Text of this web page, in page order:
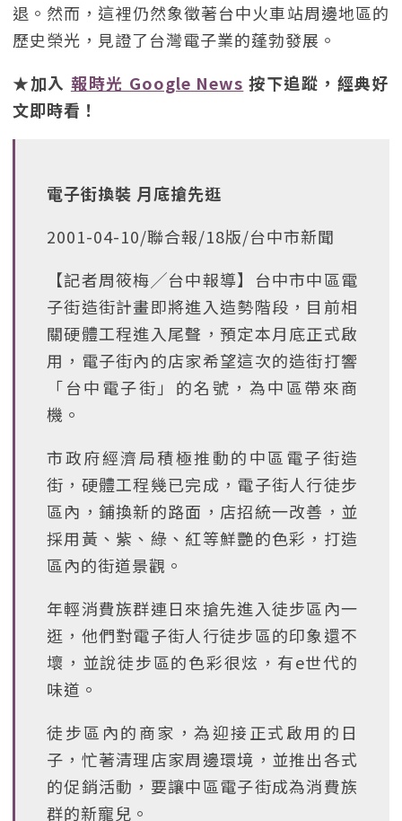
退。然而，這裡仍然象徵著台中火車站周邊地區的
歷史榮光，見證了台灣電子業的蓬勃發展。
★加入 報時光 Google News 按下追蹤，經典好
文即時看！
電子街換裝 月底搶先逛
2001-04-10/聯合報/18版/台中市新聞
【記者周筱梅╱台中報導】台中市中區電
子街造街計畫即將進入造勢階段，目前相
關硬體工程進入尾聲，預定本月底正式啟
用，電子街內的店家希望這次的造街打響
「台中電子街」的名號，為中區帶來商
機。
市政府經濟局積極推動的中區電子街造
街，硬體工程幾已完成，電子街人行徒步
區內，鋪換新的路面，店招統一改善，並
採用黃、紫、綠、紅等鮮艷的色彩，打造
區內的街道景觀。
年輕消費族群連日來搶先進入徒步區內一
逛，他們對電子街人行徒步區的印象還不
壞，並說徒步區的色彩很炫，有e世代的
味道。
徒步區內的商家，為迎接正式啟用的日
子，忙著清理店家周邊環境，並推出各式
的促銷活動，要讓中區電子街成為消費族
群的新寵兒。